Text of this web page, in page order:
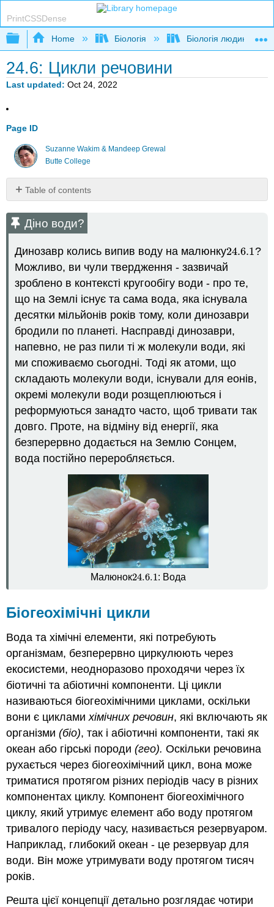
PrintCSSDense
Expand/collapse global hierarchy
Home Біологія Біологія людини
24.6: Цикли речовини
Last updated Oct 24, 2022
Page ID
Suzanne Wakim & Mandeep Grewal
Butte College
Table of contents
води?
Біогеохімічні
Цикл
по
круговороту
води
Вуглецевий
азоту
Рецензія
Дізнатися
більше
Атрибуції
Діно води?
Динозавр колись випив воду на малюнку24.6.1
24.6.1?
Можливо, ви чули твердження - зазвичай
зроблено в контексті кругообігу води - про те,
що на Землі існує та сама вода, яка існувала
десятки мільйонів років тому, коли динозаври
бродили по планеті. Насправді динозаври,
напевно, не раз пили ті ж молекули води, які
ми споживаємо сьогодні. Тоді як атоми, що
складають молекули води, існували для еонів,
окремі молекули води розщеплюються і
реформуються занадто часто, щоб тривати так
довго. Проте, на відміну від енергії, яка
безперервно додається на Землю Сонцем,
вода постійно переробляється.
Малюнок24.6.1
24.6.1: Вода
Біогеохімічні цикли
Вода та хімічні елементи, які потребують
організмам, безперервно циркулюють через
екосистеми, неодноразово проходячи через їх
біотичні та абіотичні компоненти. Ці цикли
називаються біогеохімічними циклами, оскільки
вони є цикламихімічних речовин, які включають як
організми(біо), так і абіотичні компоненти, такі як
океан або гірські породи(гео).Оскільки речовина
рухається через біогеохімічний цикл, вона може
триматися протягом різних періодів часу в різних
компонентах циклу. Компонент біогеохімічного
циклу, який утримує елемент або воду протягом
тривалого періоду часу, називається резервуаром.
Наприклад, глибокий океан - це резервуар для
води. Він може утримувати воду протягом тисяч
років.
Решта цієї концепції детально розглядає чотири